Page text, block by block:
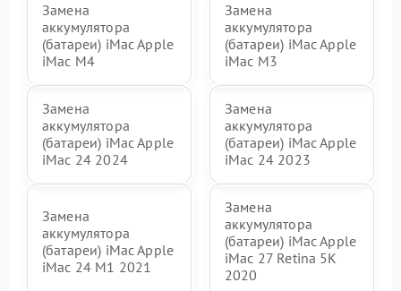
Замена
аккумулятора
(батареи) iMac Apple
iMac M4
Замена
аккумулятора
(батареи) iMac Apple
iMac M3
Замена
аккумулятора
(батареи) iMac Apple
iMac 24 2024
Замена
аккумулятора
(батареи) iMac Apple
iMac 24 2023
Замена
аккумулятора
(батареи) iMac Apple
iMac 24 M1 2021
Замена
аккумулятора
(батареи) iMac Apple
iMac 27 Retina 5K
2020